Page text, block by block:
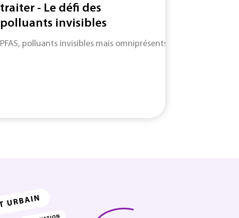
traiter - Le défi des
polluants invisibles
PFAS, polluants invisibles mais omniprésents : entre angles